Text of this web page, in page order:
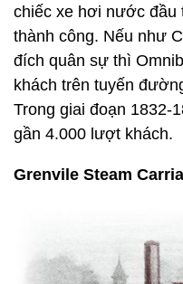
chiếc xe hơi nước
thành công. Nếu như
đích quân sự thì
khách trên tuyến
Trong giai đoạn 1832-
gần 4.000 lượt khách.
Grenvile Steam